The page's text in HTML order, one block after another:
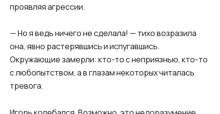
проявляя агрессии.
— Но я ведь ничего не сделала! — тихо возразила
она, явно растерявшись и испугавшись.
Окружающие замерли: кто-то с неприязнью, кто-то
с любопытством, а в глазам некоторых читалась
тревога.